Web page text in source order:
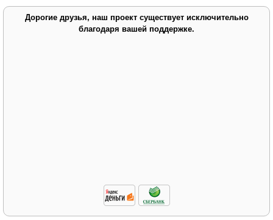
Дорогие друзья, наш проект существует исключительно
благодаря вашей поддержке.